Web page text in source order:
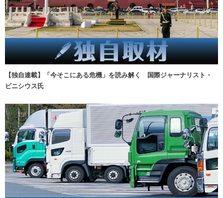
【独自連載】「今そこにある危機」を読み解く 国際ジャーナリスト・
ビニシウス氏